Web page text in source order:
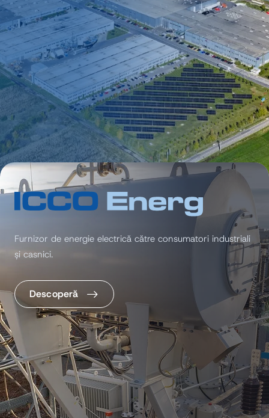
Furnizor de energie electrică către consumatori industriali
și casnici.
Descoperă